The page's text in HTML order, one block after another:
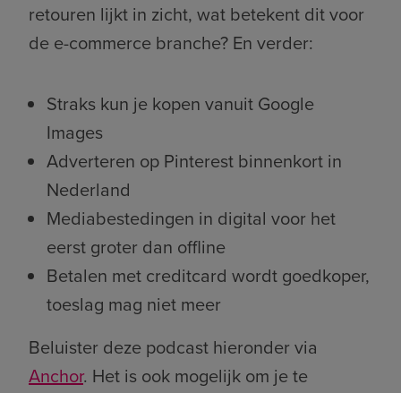
retouren lijkt in zicht, wat betekent dit voor
de e-commerce branche? En verder:
Straks kun je kopen vanuit Google
Images
Adverteren op Pinterest binnenkort in
Nederland
Mediabestedingen in digital voor het
eerst groter dan offline
Betalen met creditcard wordt goedkoper,
toeslag mag niet meer
Beluister deze podcast hieronder via
Anchor. Het is ook mogelijk om je te